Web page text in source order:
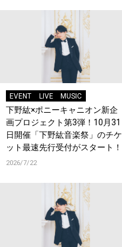
EVENT LIVE MUSIC
下野紘×ポニーキャニオン新企
画プロジェクト第3弾！10月31
日開催「下野紘音楽祭」のチケ
ット最速先行受付がスタート！
2026/7/22